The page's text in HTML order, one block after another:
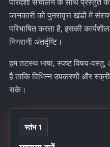
जानकारी को पुनरावृत्त खंडों में
परिभाषित करता है, इसकी
निगरानी अंतर्दृष्टि।
हम तटस्थ भाषा, स्पष्ट विषय-
हैं ताकि विभिन्न उपकरणों और
सके।
स्तंभ 1